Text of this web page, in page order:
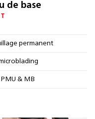
de base
permanent
& MB